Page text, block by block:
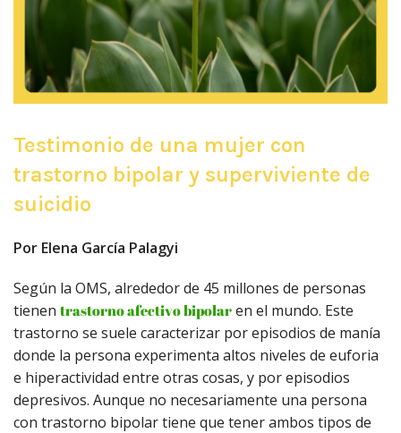
Testimonio de una mujer con
trastorno bipolar y superviviente de
suicidio
Por Elena García Palagyi
Según la OMS, alrededor de 45 millones de personas
tienen trastorno afectivo bipolaren el mundo. Este
trastorno se suele caracterizar por episodios de manía
donde la persona experimenta altos niveles de euforia
e hiperactividad entre otras cosas, y por episodios
depresivos. Aunque no necesariamente una persona
con trastorno bipolar tiene que tener ambos tipos de